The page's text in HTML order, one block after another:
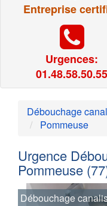
Entreprise
Urgences:
01.48.58.50.55
Débouchage
Pommeuse
Urgence
Pommeuse
Débouchage